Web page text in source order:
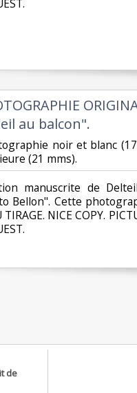
au balcon".
noir et blanc
(21 mms).‎
manuscrite de
Bellon". Cette
TIRAGE. NICE COPY.
de